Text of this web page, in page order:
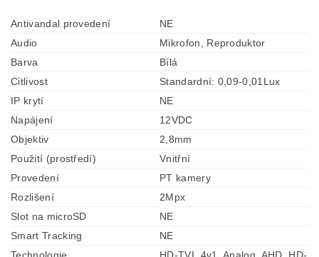
Antivandal provedení
NE
Audio
Mikrofon, Reproduktor
Barva
Bílá
Citlivost
Standardní: 0,09-0,01Lux
IP krytí
NE
Napájení
12VDC
Objektiv
2,8mm
Použití (prostředí)
Vnitřní
Provedení
PT kamery
Rozlišení
2Mpx
Slot na microSD
NE
Smart Tracking
NE